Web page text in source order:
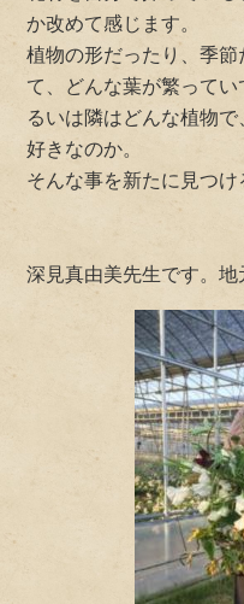
か改めて感じます。
植物の形だったり、季
て、どんな葉が繁って
るいは隣はどんな植物
好きなのか。
そんな事を新たに見つけ
深見真由美先生です。地